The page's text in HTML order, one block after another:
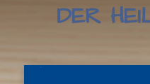
DER